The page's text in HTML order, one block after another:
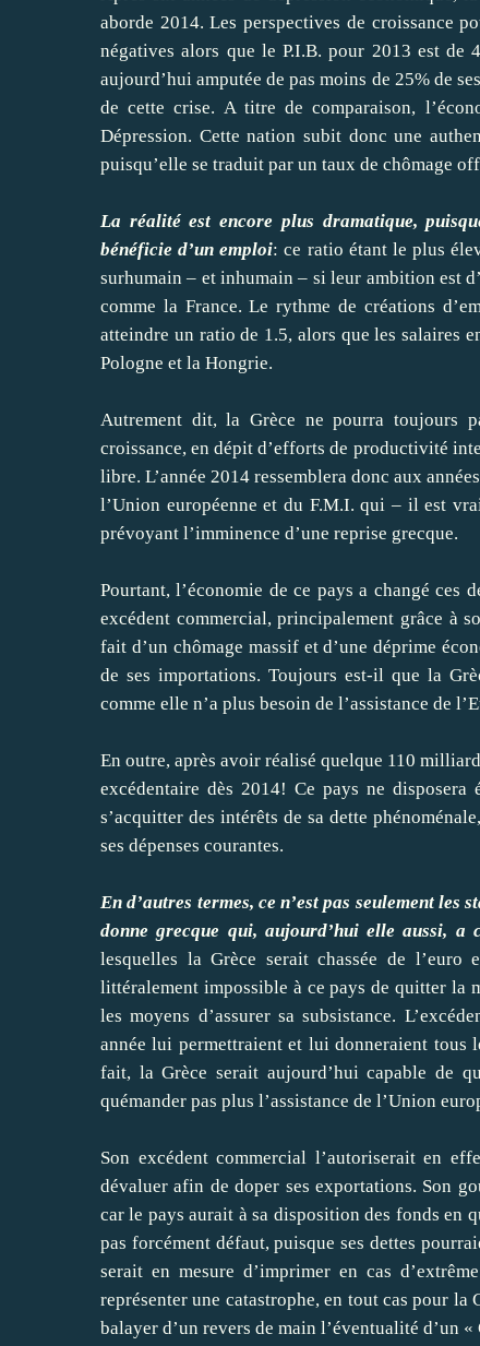
aborde 2014. Les perspectives de croissance
négatives alors que le P.I.B. pour 2013 est de
aujourd’hui amputée de pas moins de 25% de
de cette crise. A titre de comparaison,
Dépression. Cette nation subit donc une
puisqu’elle se traduit par un taux de chômage
La réalité est encore plus dramatique,
bénéficie d’un emploi: ce ratio étant le plus
surhumain – et inhumain – si leur ambition est
comme la France. Le rythme de créations
atteindre un ratio de 1.5, alors que les salaires
Pologne et la Hongrie.
Autrement dit, la Grèce ne pourra toujours
croissance, en dépit d’efforts de productivité
libre. L’année 2014 ressemblera donc aux
l’Union européenne et du F.M.I. qui – il est
prévoyant l’imminence d’une reprise grecque.
Pourtant, l’économie de ce pays a changé ces
excédent commercial, principalement grâce à
fait d’un chômage massif et d’une déprime
de ses importations. Toujours est-il que la
comme elle n’a plus besoin de l’assistance de
En outre, après avoir réalisé quelque 110
excédentaire dès 2014! Ce pays ne
s’acquitter des intérêts de sa dette
ses dépenses courantes.
En d’autres termes, ce n’est pas seulement les
donne grecque qui, aujourd’hui elle aussi, a
lesquelles la Grèce serait chassée de
littéralement impossible à ce pays de quitter la
les moyens d’assurer sa subsistance.
année lui permettraient et lui donneraient tous
fait, la Grèce serait aujourd’hui capable de
quémander pas plus l’assistance de l’Union
Son excédent commercial l’autoriserait en
dévaluer afin de doper ses exportations. Son
car le pays aurait à sa disposition des fonds en
pas forcément défaut, puisque ses dettes
serait en mesure d’imprimer en cas
représenter une catastrophe, en tout cas pour la
balayer d’un revers de main l’éventualité d’un «